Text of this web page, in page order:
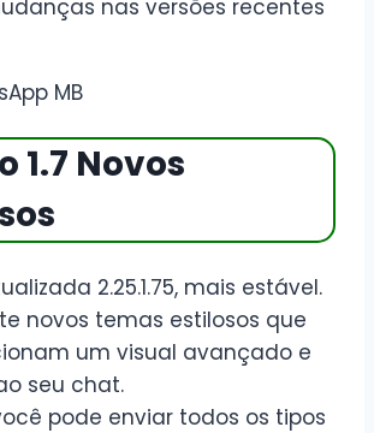
nas versões recentes
1.7 Novos
2.25.1.75, mais estável.
novos temas estilosos que
um visual avançado e
seu chat.
pode enviar todos os tipos